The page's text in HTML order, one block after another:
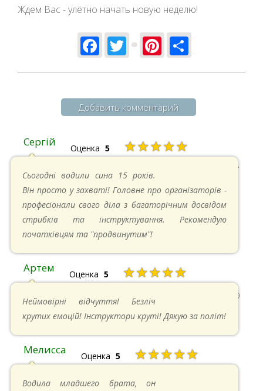
Ждем Вас - улётно начать новую неделю!
Facebook
TwitterPinterest
Добавить комментарий
Сергій Оценка 5 ★★★★★
20.04.2025 в 17:07
Сьогодні водили сина 15 років.
Він просто у захваті! Головне про організаторів -
професіонали свого діла з багаторічним досвідом
стрибків та інструктування. Рекомендую
початківцям та "продвинутим"!
Артем Оценка 5 ★★★★★
22.06.2024 в 15:59
Неймовірні відчуття! Безліч
крутих емоцій! Інструктори круті! Дякую за політ!
Мелисса Оценка 5 ★★★★★
Водила младшего брата, он